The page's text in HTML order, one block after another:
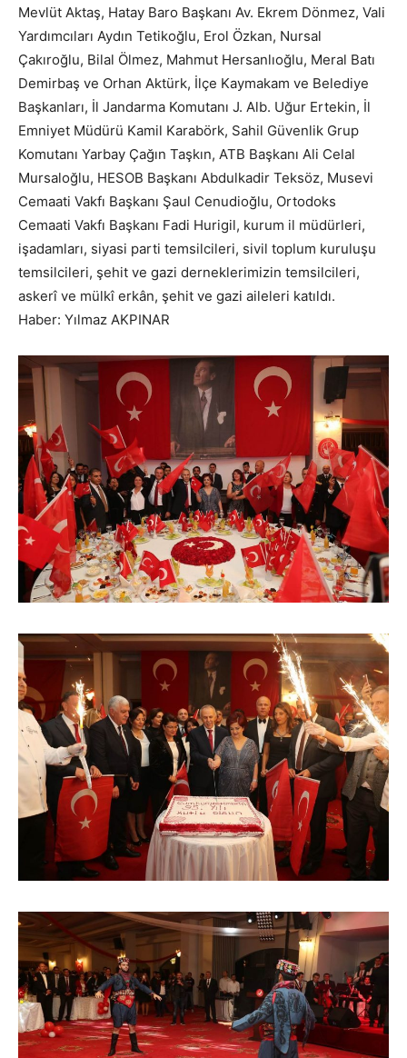
Mevlüt Aktaş, Hatay Baro Başkanı Av. Ekrem Dönmez, Vali
Yardımcıları Aydın Tetikoğlu, Erol Özkan, Nursal
Çakıroğlu, Bilal Ölmez, Mahmut Hersanlıoğlu, Meral Batı
Demirbaş ve Orhan Aktürk, İlçe Kaymakam ve Belediye
Başkanları, İl Jandarma Komutanı J. Alb. Uğur Ertekin, İl
Emniyet Müdürü Kamil Karabörk, Sahil Güvenlik Grup
Komutanı Yarbay Çağın Taşkın, ATB Başkanı Ali Celal
Mursaloğlu, HESOB Başkanı Abdulkadir Teksöz, Musevi
Cemaati Vakfı Başkanı Şaul Cenudioğlu, Ortodoks
Cemaati Vakfı Başkanı Fadi Hurigil, kurum il müdürleri,
işadamları, siyasi parti temsilcileri, sivil toplum kuruluşu
temsilcileri, şehit ve gazi derneklerimizin temsilcileri,
askerî ve mülkî erkân, şehit ve gazi aileleri katıldı.
Haber: Yılmaz AKPINAR